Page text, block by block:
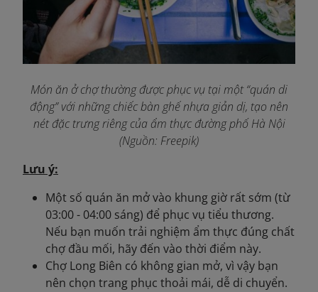
Món ăn ở chợ thường được phục vụ tại một “quán di
động” với những chiếc bàn ghế nhựa giản dị, tạo nên
nét đặc trưng riêng của ẩm thực đường phố Hà Nội
(Nguồn: Freepik)
Lưu ý:
Một số quán ăn mở vào khung giờ rất sớm (từ
03:00 - 04:00 sáng) để phục vụ tiểu thương.
Nếu bạn muốn trải nghiệm ẩm thực đúng chất
chợ đầu mối, hãy đến vào thời điểm này.
Chợ Long Biên có không gian mở, vì vậy bạn
nên chọn trang phục thoải mái, dễ di chuyển.